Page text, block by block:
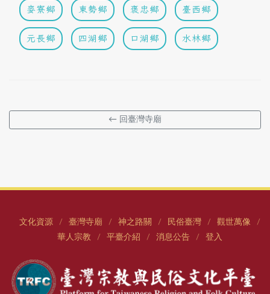
麥寮鄉 東勢鄉 褒忠鄉 臺西鄉
元長鄉 四湖鄉 口湖鄉 水林鄉
← 回臺灣寺廟
文化資源 / 臺灣寺廟 / 神之路關 / 民俗臺灣 / 觀世萬像 /
華人宗教 / 平臺介紹 / 消息公告 / 登入